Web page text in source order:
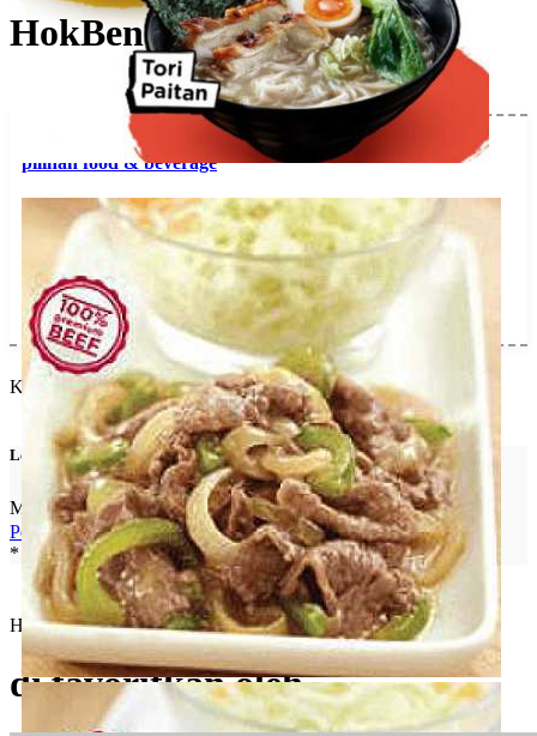
HokBen
Verified Silver Account
pilihan food & beverage
Kontak & Profil Medsos
Lokasi
Malang Town Square - Malang Town Square
Peta Arah ke Lokasi
* pastikan "device location access" aktif
HokBen
di favoritkan oleh